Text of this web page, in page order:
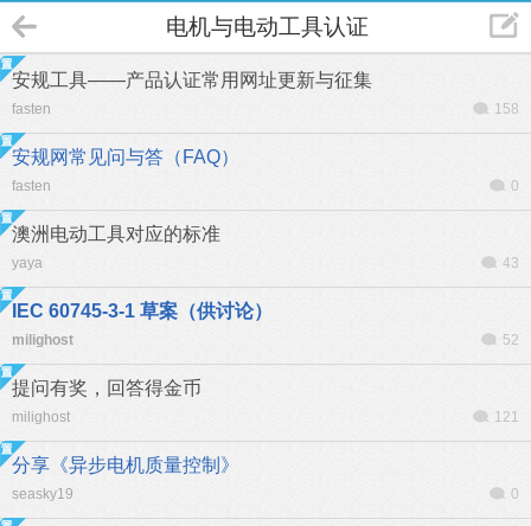
电机与电动工具认证
安规工具——产品认证常用网址更新与征集
fasten 158
安规网常见问与答（FAQ）
fasten 0
澳洲电动工具对应的标准
yaya 43
IEC 60745-3-1 草案（供讨论）
milighost 52
提问有奖，回答得金币
milighost 121
分享《异步电机质量控制》
seasky19 0